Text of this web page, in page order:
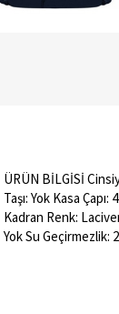
ÜRÜN BİLGİSİ
Taşı: Yok Kasa
Kadran Renk:
Yok Su Geçirmezlik: